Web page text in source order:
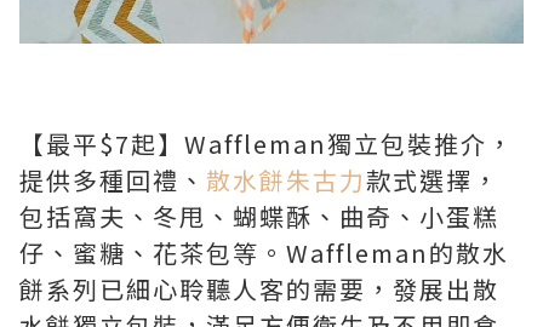
【最平$7起】Waffleman獨立包裝推介，
提供多種回禮、 散水餅朱古力款式選擇，
包括窩夫、冬甩、蝴蝶酥、曲奇、小蛋糕
仔、蜜糖、花茶包等。Waffleman的散水
餅系列已細心聆聽人客的需要，發展出散